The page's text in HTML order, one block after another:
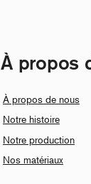
À propos
À propos de nous
Notre histoire
Notre production
Nos matériaux